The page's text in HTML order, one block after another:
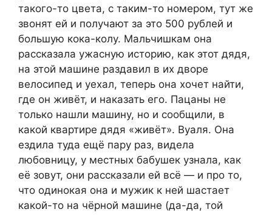
такого-то цвета, с таким-то номером, тут же
звонят ей и получают за это 500 рублей и
большую кока-колу. Мальчишкам она
рассказала ужасную историю, как этот дядя,
на этой машине раздавил в их дворе
велосипед и уехал, теперь она хочет найти,
где он живёт, и наказать его. Пацаны не
только нашли машину, но и сообщили, в
какой квартире дядя «живёт». Вуаля. Она
ездила туда ещё пару раз, видела
любовницу, у местных бабушек узнала, как
её зовут, они рассказали ей всё — и про то,
что одинокая она и мужик к ней шастает
какой-то на чёрной машине (да-да, той